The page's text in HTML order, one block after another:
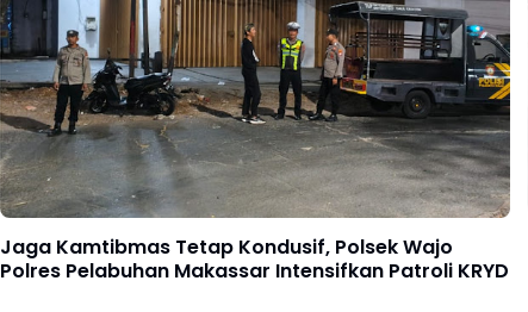
Jaga Kamtibmas Tetap Kondusif, Polsek Wajo
Polres Pelabuhan Makassar Intensifkan Patroli KRYD